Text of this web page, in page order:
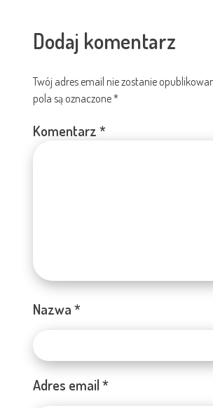
Dodaj komentarz
Twój adres email nie zostanie
pola są oznaczone*
Komentarz*
Nazwa*
Adres email*